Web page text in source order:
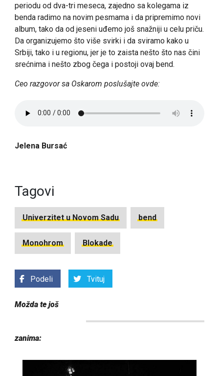
periodu od dva-tri meseca, zajedno sa kolegama iz
benda radimo na novim pesmama i da pripremimo novi
album, tako da od jeseni uđemo još snažniji u celu priču.
Da organizujemo što više svirki i da sviramo kako u
Srbiji, tako i u regionu, jer je to zaista nešto što nas čini
srećnima i nešto zbog čega i postoji ovaj bend.
Ceo razgovor sa Oskarom poslušajte ovde:
Jelena Bursać
Tagovi
Univerzitet u Novom Sadu bend
Monohrom Blokade
Podeli Tvituj
Možda te još
zanima: